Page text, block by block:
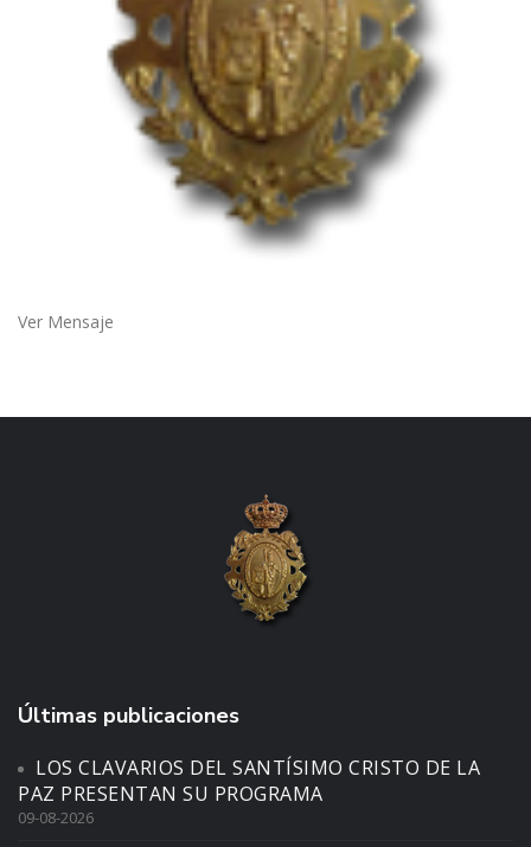
Ver Mensaje
Últimas publicaciones
LOS CLAVARIOS DEL SANTÍSIMO CRISTO DE LA
PAZ PRESENTAN SU PROGRAMA
09-08-2026